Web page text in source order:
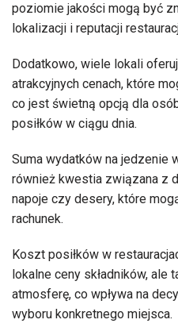
poziomie jakości mogą być
lokalizacji i reputacji
Dodatkowo, wiele lokali
atrakcyjnych cenach, które
co jest świetną opcją dla
posiłków w ciągu dnia.
Suma wydatków na jedzenie
również kwestia związana z
napoje czy desery, które
rachunek.
Koszt posiłków w
lokalne ceny składników, ale
atmosferę, co wpływa na
wyboru konkretnego miejsca.